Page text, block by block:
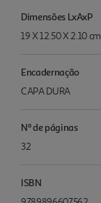
Dimensões LxAxP
19 X 12.50 X 2.10 cm
Encadernação
CAPA DURA
Nº de páginas
32
ISBN